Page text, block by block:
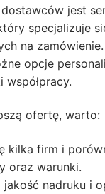
jest
specjalizuje
na
opcje
współpracy.
ofertę, warto:
kilka firm i
oraz warunki.
nadruku i